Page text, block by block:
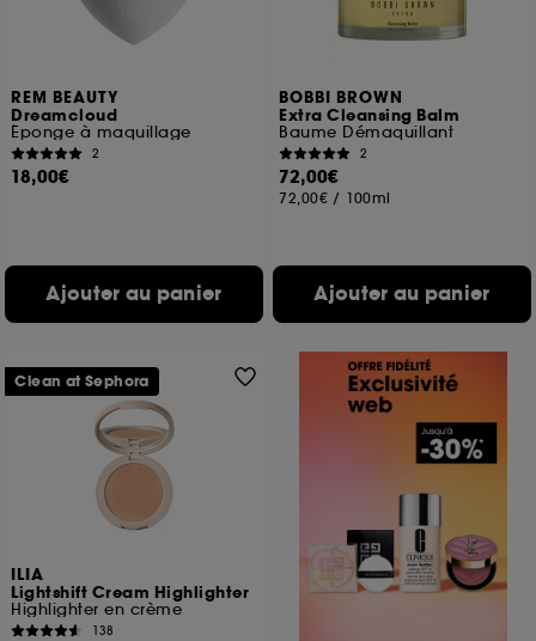
REM BEAUTY
Dreamcloud
Éponge à maquillage
2
18,00€
Ajouter au panier
BOBBI BROWN
Extra Cleansing Balm
Baume Démaquillant
2
72,00€
72,00€ / 100ml
Ajouter au panier
ILIA
Lightshift Cream Highlighter
Highlighter en crème
138
Clean at Sephora